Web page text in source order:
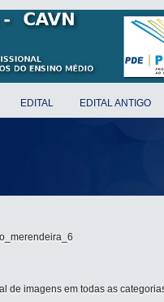
EDITAL EDITAL ANTIGO
de imagens em todas as